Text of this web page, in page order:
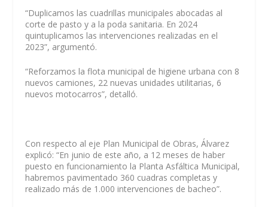
“Duplicamos las cuadrillas municipales abocadas al
corte de pasto y a la poda sanitaria. En 2024
quintuplicamos las intervenciones realizadas en el
2023”, argumentó.
“Reforzamos la flota municipal de higiene urbana con 8
nuevos camiones, 22 nuevas unidades utilitarias, 6
nuevos motocarros”, detalló.
Con respecto al eje Plan Municipal de Obras, Álvarez
explicó: “En junio de este año, a 12 meses de haber
puesto en funcionamiento la Planta Asfáltica Municipal,
habremos pavimentado 360 cuadras completas y
realizado más de 1.000 intervenciones de bacheo”.